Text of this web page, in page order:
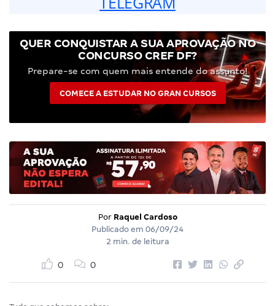
QUER CONQUISTAR A SUA APROVAÇÃO NO
CONCURSO CREF DF?
Prepare-se com quem mais entende do assunto!
COMECE A ESTUDAR NO GRAN CURSOS
Por Raquel Cardoso
Publicado em 06/09/24
2 min. de leitura
0 0